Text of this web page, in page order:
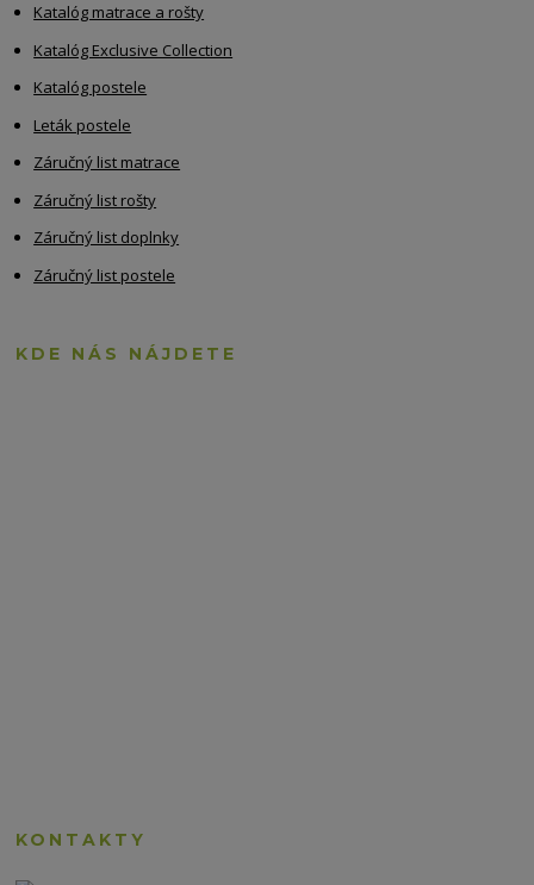
Katalóg matrace a rošty
Katalóg Exclusive Collection
Katalóg postele
Leták postele
Záručný list matrace
Záručný list rošty
Záručný list doplnky
Záručný list postele
KDE NÁS NÁJDETE
KONTAKTY